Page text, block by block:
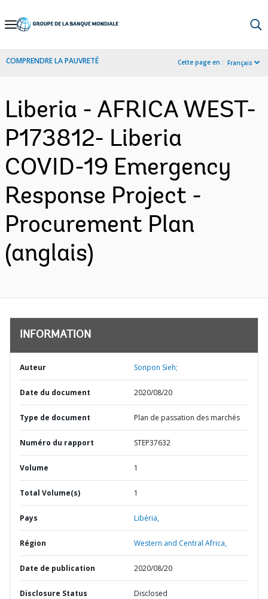
Skip
Navigation
COMPRENDRE LA PAUVRETÉ Cette page en : Français
Liberia - AFRICA WEST-
P173812- Liberia
COVID-19 Emergency
Response Project -
Procurement Plan
(anglais)
INFORMATION
Auteur Sonpon Sieh;
Date du document 2020/08/20
Type de document Plan de passation des marchés
Numéro du rapport STEP37632
Volume 1
Total Volume(s) 1
Pays Libéria,
Région Western and Central Africa,
Date de publication 2020/08/20
Disclosure Status Disclosed